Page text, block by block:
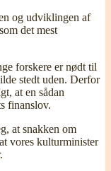
og udviklingen af
det mest
forskere er nødt til
stedt uden. Derfor
at en sådan
finanslov.
at snakken om
vores kulturminister